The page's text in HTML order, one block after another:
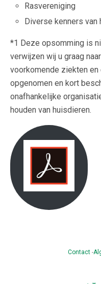
Rasvereniging
Diverse kenners van
*1 Deze opsomming is
verwijzen wij u graag naar
voorkomende ziekten
opgenomen en kort
onafhankelijke
houden van huisdieren.
Contact -